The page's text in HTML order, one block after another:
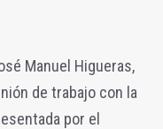
Manuel Higueras,
de trabajo con la
por el